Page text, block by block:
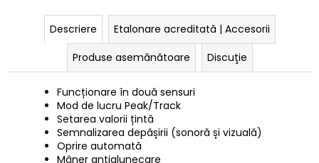
Descriere
Etalonare acreditată | Accesorii
Produse asemănătoare
Discuţie
Funcționare în două sensuri
Mod de lucru Peak/Track
Setarea valorii țintă
Semnalizarea depășirii (sonoră și vizuală)
Oprire automată
Mâner antialunecare